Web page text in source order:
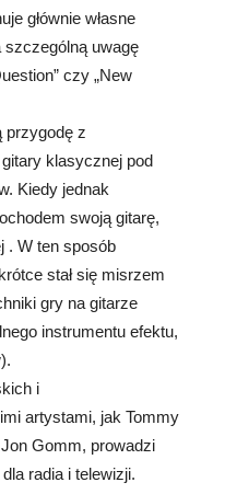
głównie własne
uwagę
czy „New
przygodę z
klasycznej pod
Kiedy jednak
swoją gitarę,
. W ten sposób
stał się misrzem
gry na gitarze
instrumentu efektu,
i
artystami, jak Tommy
Gomm, prowadzi
radia i telewizji.